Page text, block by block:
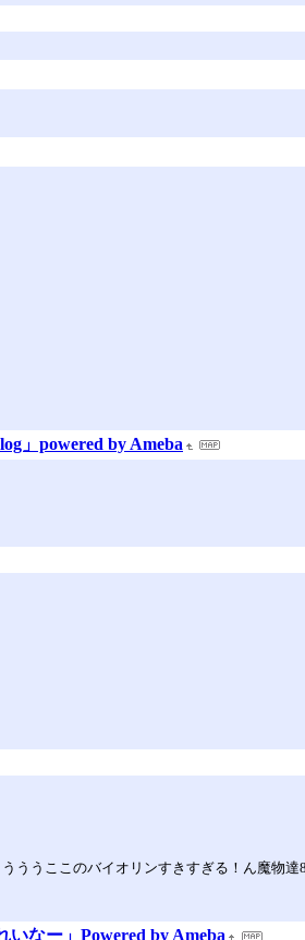
」powered by Ameba
ううここのバイオリンすきすぎる！ん魔物達
なー」Powered by Ameba